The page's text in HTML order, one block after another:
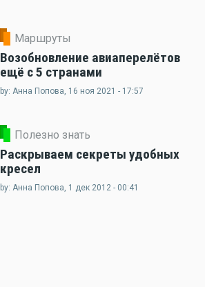
Маршруты
Возобновление авиаперелётов
ещё с 5 странами
by: Анна Попова, 16 ноя 2021 - 17:57
Полезно знать
Раскрываем секреты удобных
кресел
by: Анна Попова, 1 дек 2012 - 00:41